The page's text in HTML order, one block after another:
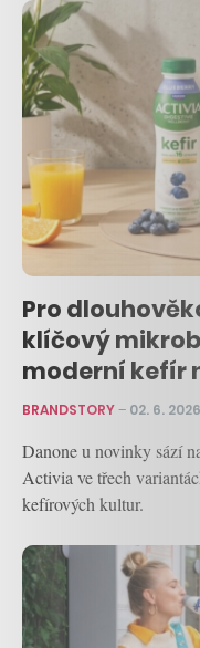
Pro
klíčový
moderní kefír
BRANDSTORY– 02. 6. 2026
Danone u novinky sází
Activia ve třech
kefírových kultur.